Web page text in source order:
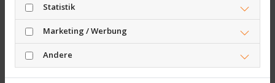
Vorbestellung
Statistik
Marketing / Werbung
Andere